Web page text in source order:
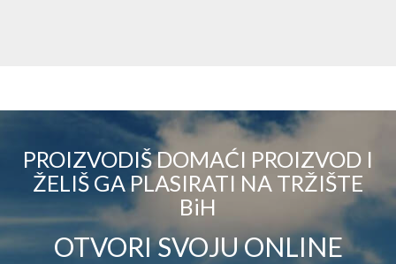
PROIZVODIŠ DOMAĆI PROIZVOD I
ŽELIŠ GA PLASIRATI NA TRŽIŠTE
BiH
OTVORI SVOJU ONLINE